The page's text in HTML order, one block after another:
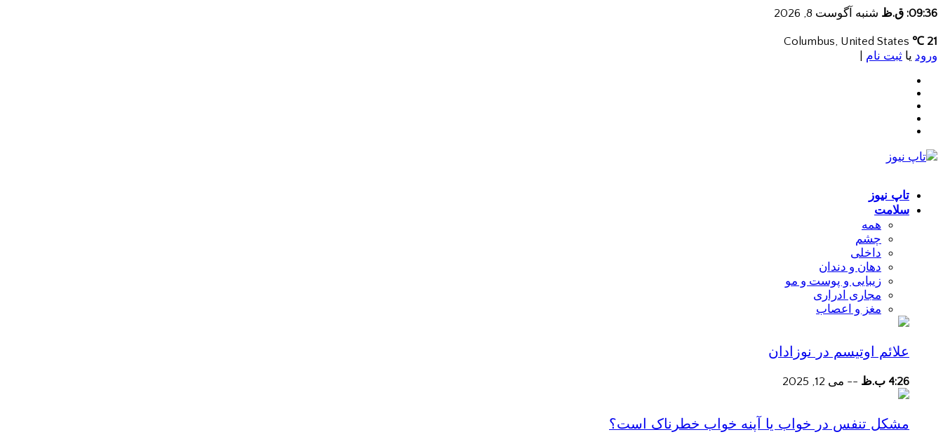
09:36: ق.ظ شنبه آگوست 8, 2026
21 ℃
ورود یا ثبت نام
تاپ نیوز
سلامت
همه
چشم
داخلی
دهان و دندان
زیبایی و پوست و مو
مجاری ادراری
مغز و اعصاب
علائم اوتیسم در نوزادان
4:26 ب.ظ -- می 12, 2025
مشکل تنفس در خواب یا آپنه خواب خطرناک است؟